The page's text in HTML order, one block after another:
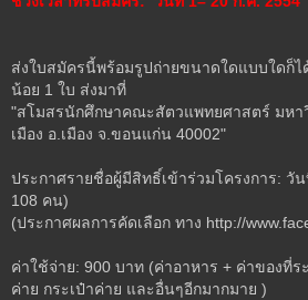
ส่งใบสมัครนี้พร้อมรูปถ่ายขนาดใดแบบใดก็ไ
น้อย 1 ใบ ส่งมาที่
"สโมสรนักศึกษาคณะสัตวแพทยศาสตร์ มห
เมือง อ.เมือง จ.ขอนแก่น 40002"
ประกาศรายชื่อผู้มีสิทธิ์เข้าร่วมโครงการ: วั
108 คน)
(ประกาศผลการคัดเลือก ทาง http://
ค่าใช้จ่าย: 900 บาท (ค่าอาหาร + ค่าของที่ร
ค่าย กระเป๋าค่าย และอื่นๆอีกมากมาย )